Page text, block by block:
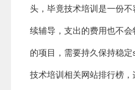
头，毕竟技术培训是一份
续辅导，支出的费用也不
的项目，需要持久保持稳
技术培训相关网站排行榜